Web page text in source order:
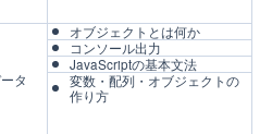
タ
オブジェクトとは何か
コンソール出力
JavaScriptの基本文法
変数・配列・オブジェクトの
作り方